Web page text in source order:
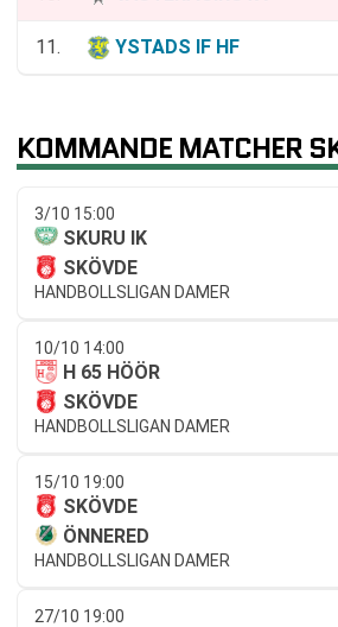
11. YSTADS IF HF
KOMMANDE MATCHER
3/10 15:00
SKURU IK
SKÖVDE
HANDBOLLSLIGAN DAMER
10/10 14:00
H 65 HÖÖR
SKÖVDE
HANDBOLLSLIGAN DAMER
15/10 19:00
SKÖVDE
ÖNNERED
HANDBOLLSLIGAN DAMER
27/10 19:00